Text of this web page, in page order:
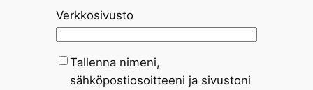
Verkkosivusto
Tallenna nimeni,
sähköpostiosoitteeni ja sivustoni